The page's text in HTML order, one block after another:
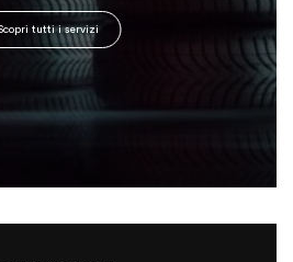
tutti i servizi